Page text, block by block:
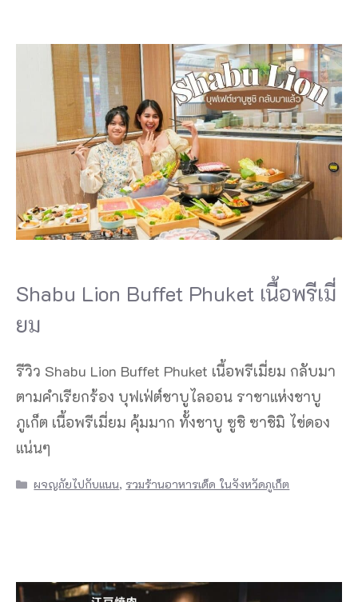
Shabu Lion Buffet Phuket เนื้อพรีเมี่
ยม
รีวิว Shabu Lion Buffet Phuket เนื้อพรีเมี่ยม กลับมา
ตามคำเรียกร้อง บุฟเฟ่ต์ชาบูไลออน ราชาแห่งชาบู
ภูเก็ต เนื้อพรีเมี่ยม คุ้มมาก ทั้งชาบู ซูชิ ซาชิมิ ไข่ดอง
แน่นๆ
Categories
ผจญภัยไปกับแนน, รวมร้านอาหารเด็ด ในจังหวัดภูเก็ต